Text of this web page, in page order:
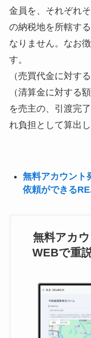
金員を、それぞれ
の納税地を所轄す
なりません。なお
す。
（売買代金に対す
（清算金に対する
を売主の、引渡完
れ負担として算出
無料アカウント
依頼ができる
無料アカ
WEBで重